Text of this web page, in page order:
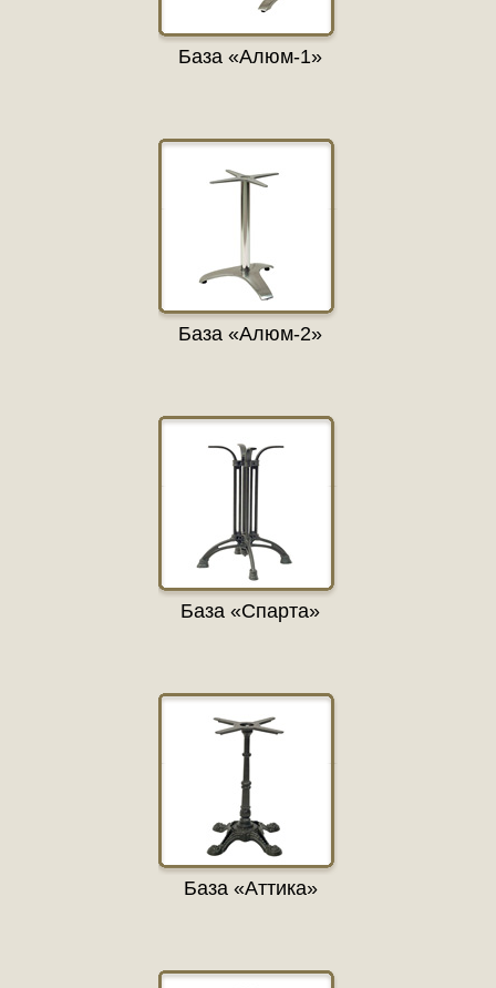
База «Алюм-1»
База «Алюм-2»
База «Спарта»
База «Аттика»